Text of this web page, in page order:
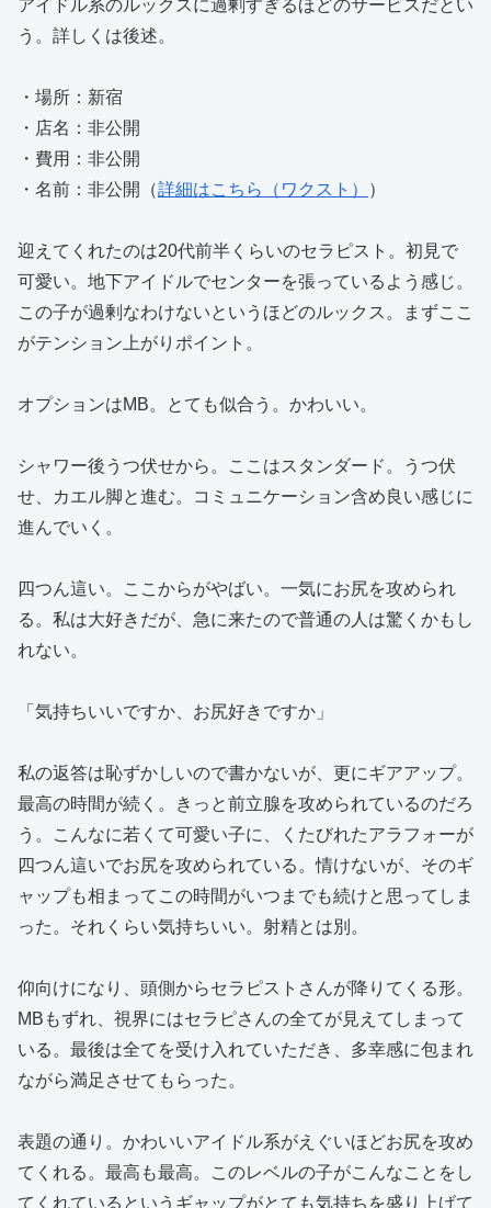
アイドル系のルックスに過剰すぎるほどのサービスだとい
う。詳しくは後述。
・場所：新宿
・店名：非公開
・費用：非公開
・名前：非公開（詳細はこちら（ワクスト） ）
迎えてくれたのは20代前半くらいのセラピスト。初見で
可愛い。地下アイドルでセンターを張っているよう感じ。
この子が過剰なわけないというほどのルックス。まずここ
がテンション上がりポイント。
オプションはMB。とても似合う。かわいい。
シャワー後うつ伏せから。ここはスタンダード。うつ伏
せ、カエル脚と進む。コミュニケーション含め良い感じに
進んでいく。
四つん這い。ここからがやばい。一気にお尻を攻められ
る。私は大好きだが、急に来たので普通の人は驚くかもし
れない。
「気持ちいいですか、お尻好きですか」
私の返答は恥ずかしいので書かないが、更にギアアップ。
最高の時間が続く。きっと前立腺を攻められているのだろ
う。こんなに若くて可愛い子に、くたびれたアラフォーが
四つん這いでお尻を攻められている。情けないが、そのギ
ャップも相まってこの時間がいつまでも続けと思ってしま
った。それくらい気持ちいい。射精とは別。
仰向けになり、頭側からセラピストさんが降りてくる形。
MBもずれ、視界にはセラピさんの全てが見えてしまって
いる。最後は全てを受け入れていただき、多幸感に包まれ
ながら満足させてもらった。
表題の通り。かわいいアイドル系がえぐいほどお尻を攻め
てくれる。最高も最高。このレベルの子がこんなことをし
てくれているというギャップがとても気持ちを盛り上げて